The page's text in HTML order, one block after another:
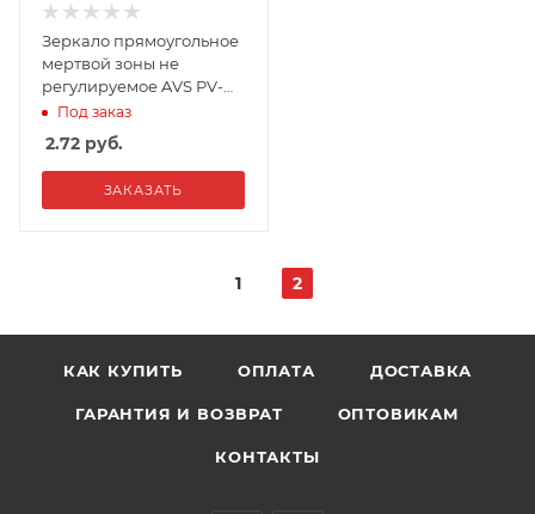
Зеркало прямоугольное
мертвой зоны не
регулируемое AVS PV-
710UПод заказ
2.72 руб.
ЗАКАЗАТЬ
1 2
КАК КУПИТЬ ОПЛАТА ДОСТАВКА
ГАРАНТИЯ И ВОЗВРАТ ОПТОВИКАМ
КОНТАКТЫ